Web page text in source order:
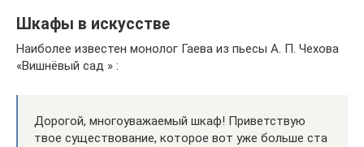
Шкафы в искусстве
Наиболее известен монолог Гаева из пьесы А. П. Чехова
«Вишнёвый сад » :
Дорогой, многоуважаемый шкаф! Приветствую
твое существование, которое вот уже больше ста